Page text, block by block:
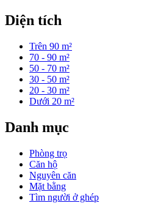
Diện tích
Trên 90 m²
70 - 90 m²
50 - 70 m²
30 - 50 m²
20 - 30 m²
Dưới 20 m²
Danh mục
Phòng trọ
Căn hộ
Nguyên căn
Mặt bằng
Tìm người ở ghép